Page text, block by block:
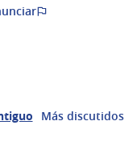
Más discutidos